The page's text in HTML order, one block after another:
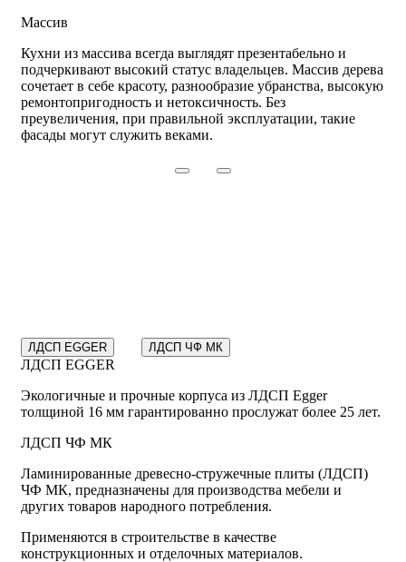
Массив
Кухни из массива всегда выглядят презентабельно и
подчеркивают высокий статус владельцев. Массив дерева
сочетает в себе красоту, разнообразие убранства, высокую
ремонтопригодность и нетоксичность. Без
преувеличения, при правильной эксплуатации, такие
фасады могут служить веками.
ЛДСП EGGER ЛДСП ЧФ МК
ЛДСП EGGER
Экологичные и прочные корпуса из ЛДСП Egger
толщиной 16 мм гарантированно прослужат более 25 лет.
ЛДСП ЧФ МК
Ламинированные древесно-стружечные плиты (ЛДСП)
ЧФ МК, предназначены для производства мебели и
других товаров народного потребления.
Применяются в строительстве в качестве
конструкционных и отделочных материалов.